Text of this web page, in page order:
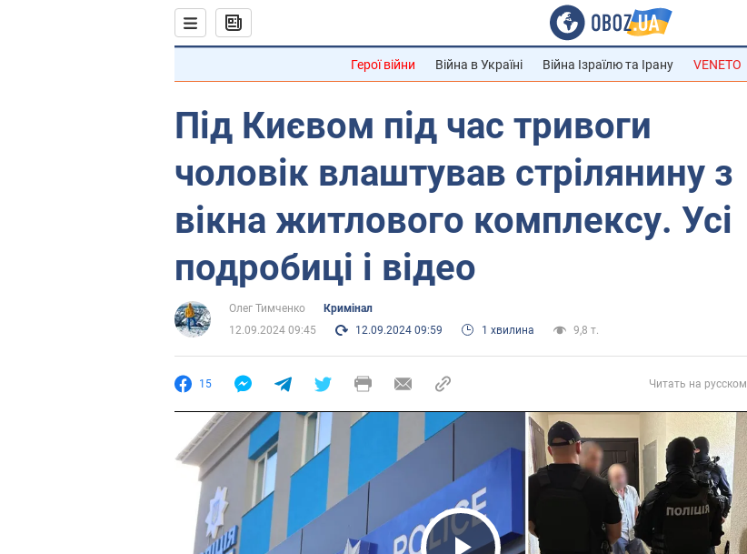
Герої війни Війна в Україні Війна Ізраїлю та Ірану VENETO
Під Києвом під час тривоги
чоловік влаштував стрілянину з
вікна житлового комплексу. Усі
подробиці і відео
Олег Тимченко
Кримінал
12.09.2024 09:45
12.09.2024 09:59 1 хвилина 9,8 т.
15 Читать на русском